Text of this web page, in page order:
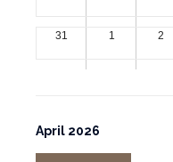
31 1 2
April 2026